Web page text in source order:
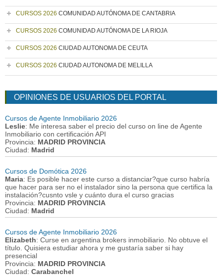
CURSOS 2026 COMUNIDAD AUTÓNOMA DE CANTABRIA
CURSOS 2026 COMUNIDAD AUTÓNOMA DE LA RIOJA
CURSOS 2026 CIUDAD AUTONOMA DE CEUTA
CURSOS 2026 CIUDAD AUTONOMA DE MELILLA
OPINIONES DE USUARIOS DEL PORTAL
Cursos de Agente Inmobiliario 2026
Leslie: Me interesa saber el precio del curso on line de Agente
Inmobiliario con certificación API
Provincia: MADRID PROVINCIA
Ciudad: Madrid
Cursos de Domótica 2026
Maria: Es posible hacer este curso a distanciar?que curso habría
que hacer para ser no el instalador sino la persona que certifica la
instalación?cusnto vsle y cuánto dura el curso gracias
Provincia: MADRID PROVINCIA
Ciudad: Madrid
Cursos de Agente Inmobiliario 2026
Elizabeth: Curse en argentina brokers inmobiliario. No obtuve el
título. Quisiera estudiar ahora y me gustaría saber si hay
presencial
Provincia: MADRID PROVINCIA
Ciudad: Carabanchel